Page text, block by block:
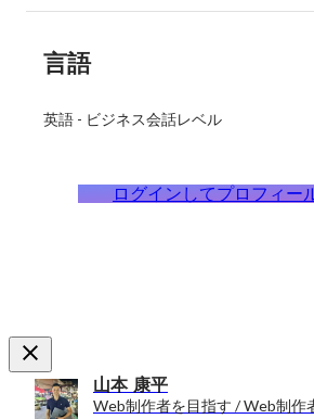
言語
英語 - ビジネス会話レベル
ログインしてプロフィー
山本 康平
Web制作者を目指す / Web制作